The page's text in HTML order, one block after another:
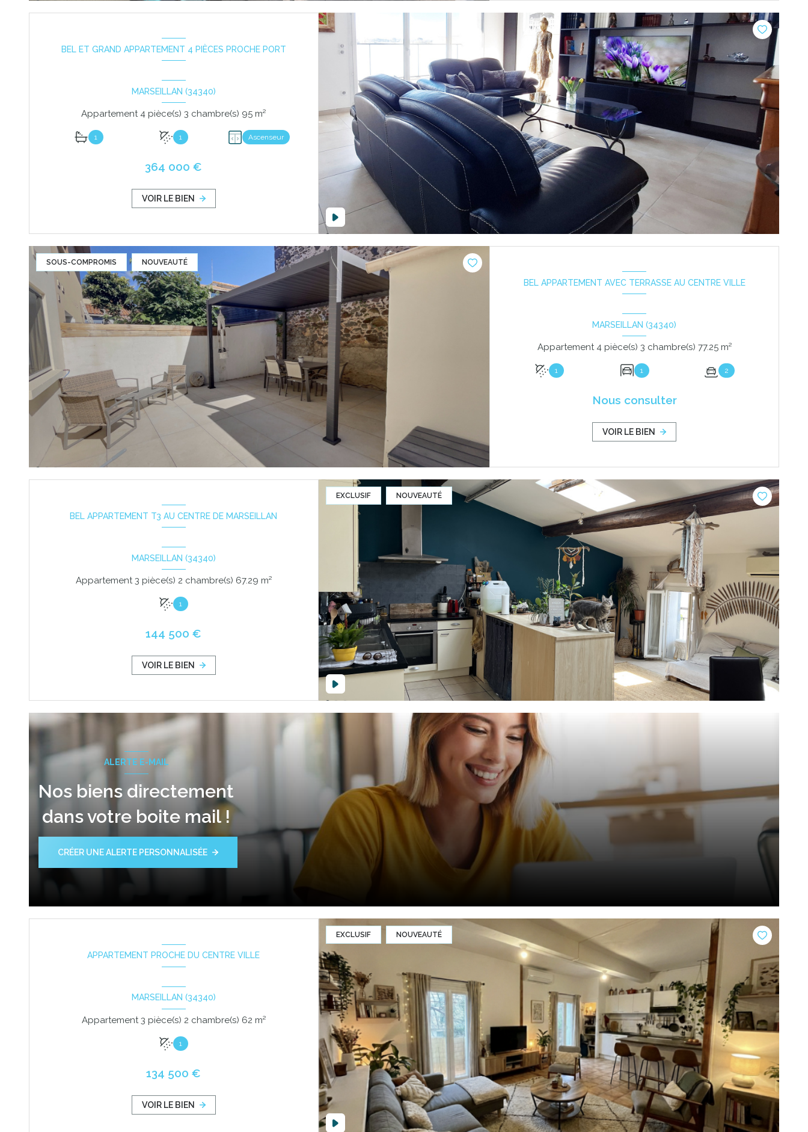
BEL ET GRAND APPARTEMENT 4 PIÈCES PROCHE PORT
MARSEILLAN (34340)
Appartement 4 pièce(s) 3 chambre(s) 95 m²
1 1 Ascenseur
364 000 €
VOIR LE BIEN
SOUS-COMPROMIS NOUVEAUTÉ
BEL APPARTEMENT AVEC TERRASSE AU CENTRE VILLE
MARSEILLAN (34340)
Appartement 4 pièce(s) 3 chambre(s) 77.25 m²
1 1 2
Nous consulter
VOIR LE BIEN
EXCLUSIF NOUVEAUTÉ
BEL APPARTEMENT T3 AU CENTRE DE MARSEILLAN
MARSEILLAN (34340)
Appartement 3 pièce(s) 2 chambre(s) 67.29 m²
1
144 500 €
VOIR LE BIEN
ALERTE E-MAIL
Nos biens directement
dans votre boite mail !
CRÉER UNE ALERTE PERSONNALISÉE
EXCLUSIF NOUVEAUTÉ
APPARTEMENT PROCHE DU CENTRE VILLE
MARSEILLAN (34340)
Appartement 3 pièce(s) 2 chambre(s) 62 m²
1
134 500 €
VOIR LE BIEN